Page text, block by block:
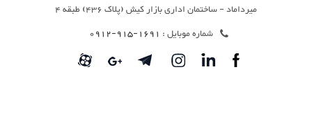
میرداماد - ساختمان اداری بازار کیش (پلاک 436) طبقه 4
شماره موبایل : 1691-915-0912